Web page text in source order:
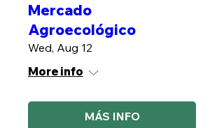
Mercado
Agroecológico
Wed, Aug 12
More info
MÁS INFO